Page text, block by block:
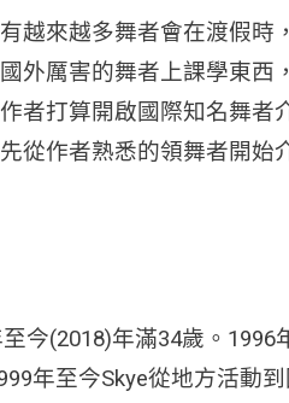
越來越多舞者會在渡假時
外厲害的舞者上課學東西
者打算開啟國際知名舞者
從作者熟悉的領舞者開始
今(2018)年滿34歲。 1996
年至今Skye從地方活動